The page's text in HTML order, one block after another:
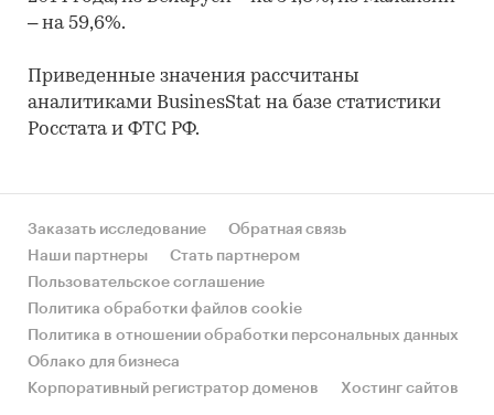
– на 59,6%.
Приведенные значения рассчитаны
аналитиками BusinesStat на базе статистики
Росстата и ФТС РФ.
Заказать исследование
Обратная связь
Наши партнеры
Стать партнером
Пользовательское соглашение
Политика обработки файлов cookie
Политика в отношении обработки персональных данных
Облако для бизнеса
Корпоративный регистратор доменов
Хостинг сайтов